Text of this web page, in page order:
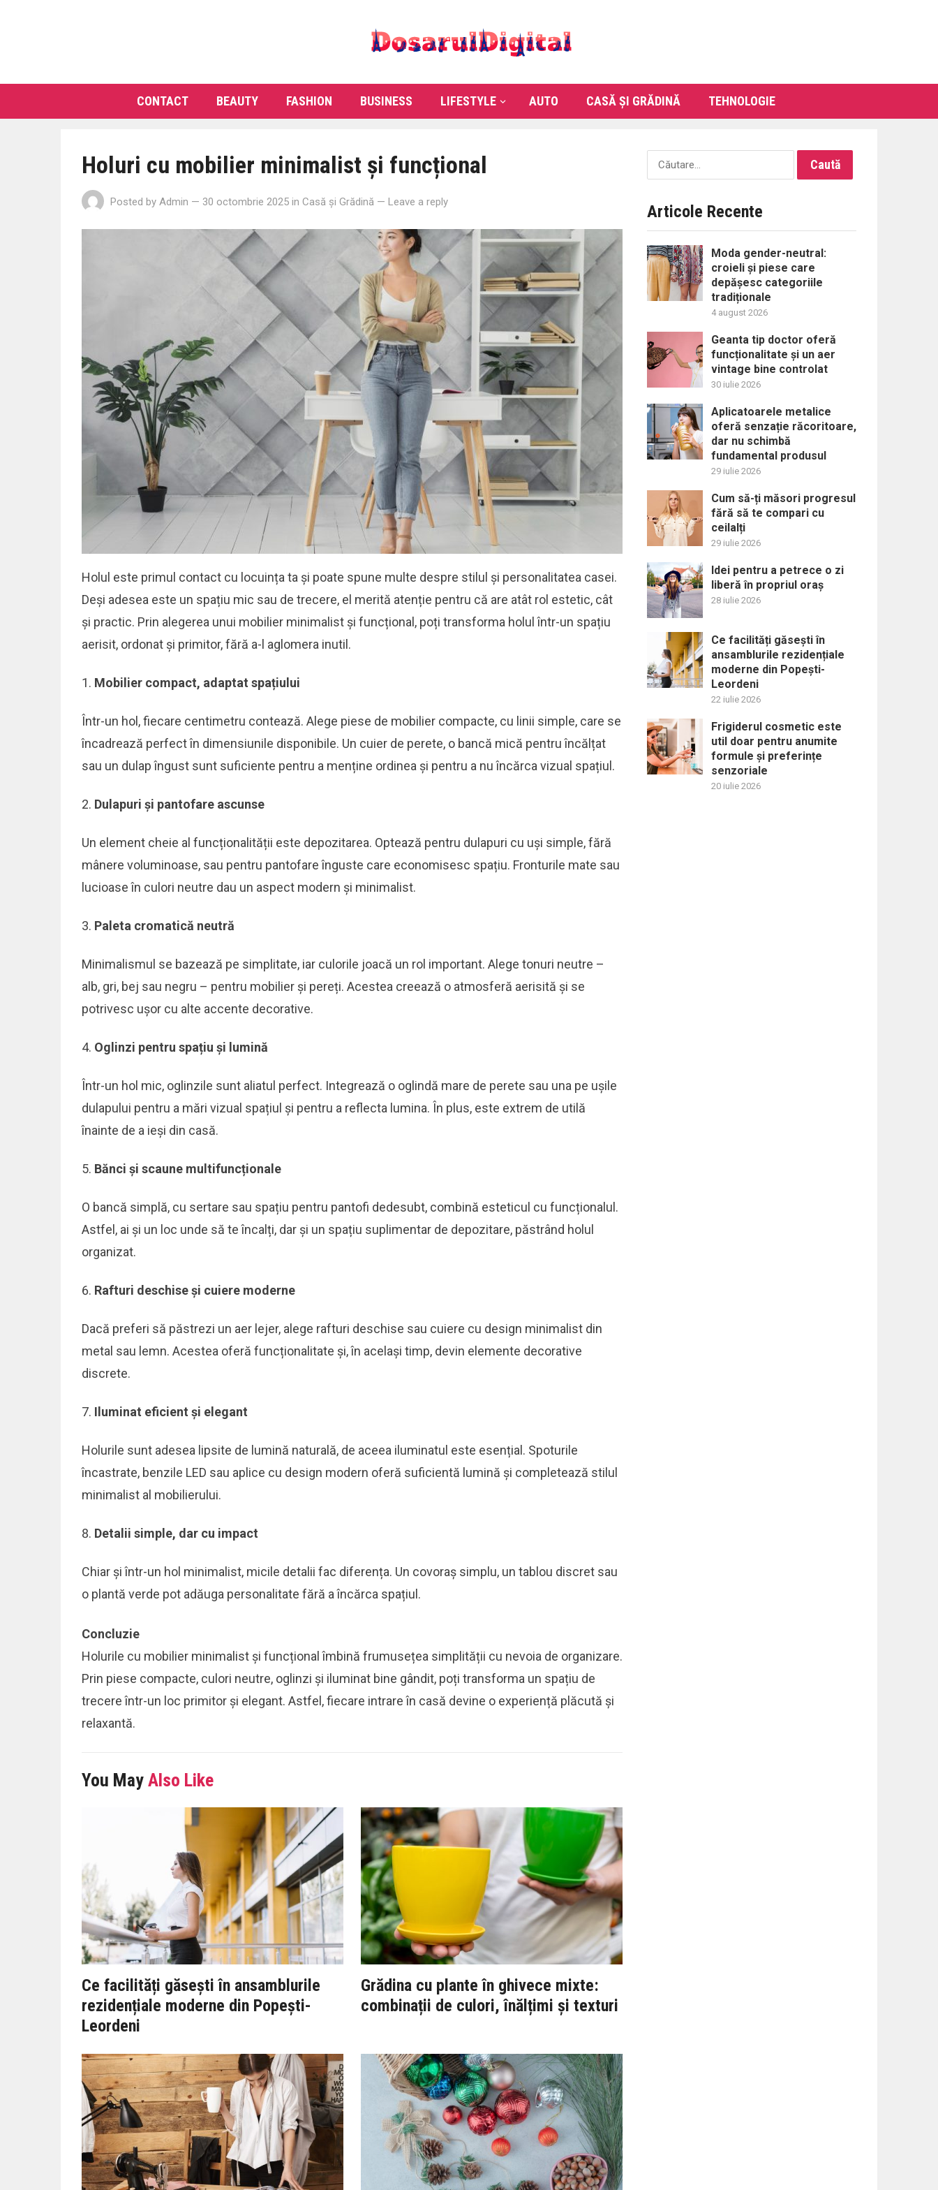
CONTACT BEAUTY FASHION BUSINESS LIFESTYLE AUTO CASĂ ȘI GRĂDINĂ TEHNOLOGIE
Holuri cu mobilier minimalist și funcțional
Posted by Admin — 30 octombrie 2025 in Casă și Grădină — Leave a reply
Holul este primul contact cu locuința ta și poate spune multe despre stilul și personalitatea casei.
Deși adesea este un spațiu mic sau de trecere, el merită atenție pentru că are atât rol estetic, cât
și practic. Prin alegerea unui mobilier minimalist și funcțional, poți transforma holul într-un spațiu
aerisit, ordonat și primitor, fără a-l aglomera inutil.
Mobilier compact, adaptat spațiului
Într-un hol, fiecare centimetru contează. Alege piese de mobilier compacte, cu linii simple, care se
încadrează perfect în dimensiunile disponibile. Un cuier de perete, o bancă mică pentru încălțat
sau un dulap îngust sunt suficiente pentru a menține ordinea și pentru a nu încărca vizual spațiul.
Dulapuri și pantofare ascunse
Un element cheie al funcționalității este depozitarea. Optează pentru dulapuri cu uși simple, fără
mânere voluminoase, sau pentru pantofare înguste care economisesc spațiu. Fronturile mate sau
lucioase în culori neutre dau un aspect modern și minimalist.
Paleta cromatică neutră
Minimalismul se bazează pe simplitate, iar culorile joacă un rol important. Alege tonuri neutre –
alb, gri, bej sau negru – pentru mobilier și pereți. Acestea creează o atmosferă aerisită și se
potrivesc ușor cu alte accente decorative.
Oglinzi pentru spațiu și lumină
Într-un hol mic, oglinzile sunt aliatul perfect. Integrează o oglindă mare de perete sau una pe ușile
dulapului pentru a mări vizual spațiul și pentru a reflecta lumina. În plus, este extrem de utilă
înainte de a ieși din casă.
Bănci și scaune multifuncționale
O bancă simplă, cu sertare sau spațiu pentru pantofi dedesubt, combină esteticul cu funcționalul.
Astfel, ai și un loc unde să te încalți, dar și un spațiu suplimentar de depozitare, păstrând holul
organizat.
Rafturi deschise și cuiere moderne
Dacă preferi să păstrezi un aer lejer, alege rafturi deschise sau cuiere cu design minimalist din
metal sau lemn. Acestea oferă funcționalitate și, în același timp, devin elemente decorative
discrete.
Iluminat eficient și elegant
Holurile sunt adesea lipsite de lumină naturală, de aceea iluminatul este esențial. Spoturile
încastrate, benzile LED sau aplice cu design modern oferă suficientă lumină și completează stilul
minimalist al mobilierului.
Detalii simple, dar cu impact
Chiar și într-un hol minimalist, micile detalii fac diferența. Un covoraș simplu, un tablou discret sau
o plantă verde pot adăuga personalitate fără a încărca spațiul.
Concluzie
Holurile cu mobilier minimalist și funcțional îmbină frumusețea simplității cu nevoia de organizare.
Prin piese compacte, culori neutre, oglinzi și iluminat bine gândit, poți transforma un spațiu de
trecere într-un loc primitor și elegant. Astfel, fiecare intrare în casă devine o experiență plăcută și
relaxantă.
You May Also Like
Ce facilități găsești în ansamblurile
rezidențiale moderne din Popești-
Leordeni
Grădina cu plante în ghivece mixte:
combinații de culori, înălțimi și texturi
Caută
după:
Articole Recente
Moda gender-neutral:
croieli și piese care
depășesc categoriile
tradiționale
4 august 2026
Geanta tip doctor oferă
funcționalitate și un aer
vintage bine controlat
30 iulie 2026
Aplicatoarele metalice
oferă senzație răcoritoare,
dar nu schimbă
fundamental produsul
29 iulie 2026
Cum să-ți măsori progresul
fără să te compari cu
ceilalți
29 iulie 2026
Idei pentru a petrece o zi
liberă în propriul oraș
28 iulie 2026
Ce facilități găsești în
ansamblurile rezidențiale
moderne din Popești-
Leordeni
22 iulie 2026
Frigiderul cosmetic este
util doar pentru anumite
formule și preferințe
senzoriale
20 iulie 2026